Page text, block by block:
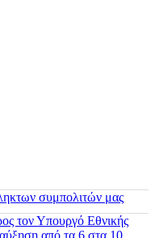
συμπολιτών μας
τον Υπουργό Εθνικής